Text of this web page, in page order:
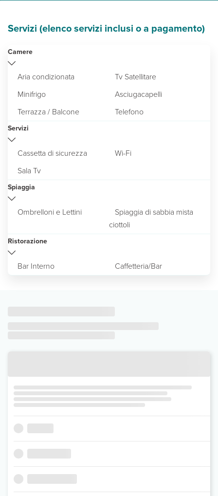
Servizi (elenco servizi inclusi o a pagamento)
Camere
Aria condizionata
Tv Satellitare
Minifrigo
Asciugacapelli
Terrazza / Balcone
Telefono
Servizi
Cassetta di sicurezza
Wi-Fi
Sala Tv
Spiaggia
Ombrelloni e Lettini
Spiaggia di sabbia mista
ciottoli
Ristorazione
Bar Interno Caffetteria/Bar